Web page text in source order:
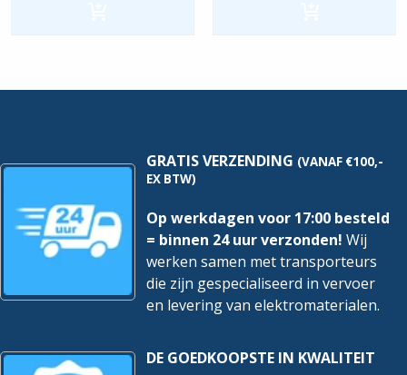
breed
GRATIS VERZENDING (VANAF €100,-
EX BTW)
Op werkdagen voor 17:00 besteld
= binnen 24 uur verzonden! Wij
werken samen met transporteurs
die zijn gespecialiseerd in vervoer
en levering van elektromaterialen.
DE GOEDKOOPSTE IN KWALITEIT